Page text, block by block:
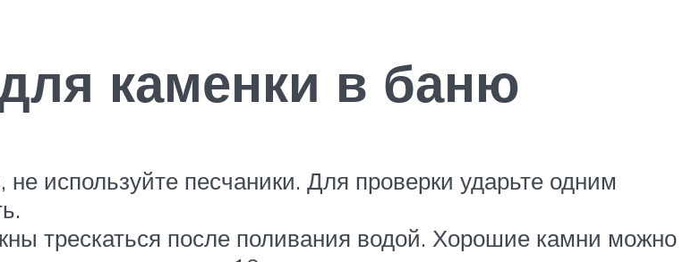
каменки в баню
используйте песчаники. Для проверки ударьте одним
трескаться после поливания водой. Хорошие камни можно